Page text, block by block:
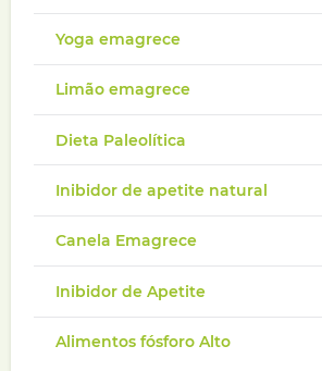
Yoga emagrece
Limão emagrece
Dieta Paleolítica
Inibidor de apetite natural
Canela Emagrece
Inibidor de Apetite
Alimentos fósforo Alto